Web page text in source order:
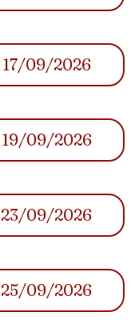
17/09/2026
19/09/2026
23/09/2026
25/09/2026